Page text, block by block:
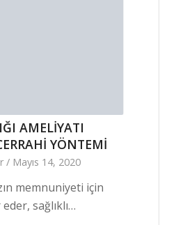
AMELİYATI
YÖNTEMİ
/ Mayıs 14, 2020
memnuniyeti için
sağlıklı…